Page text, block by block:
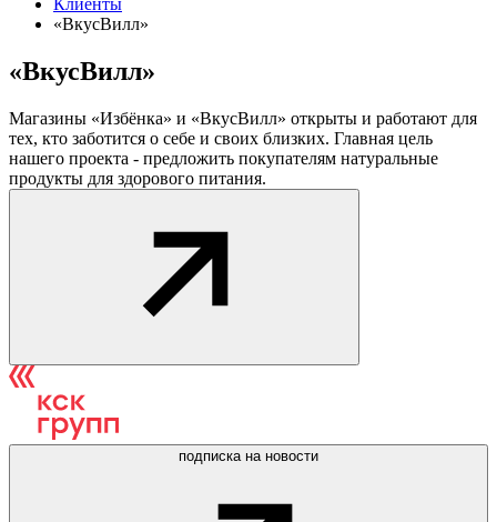
Клиенты
«ВкусВилл»
«ВкусВилл»
Магазины «Избёнка» и «ВкусВилл» открыты и работают для
тех, кто заботится о себе и своих близких. Главная цель
нашего проекта - предложить покупателям натуральные
продукты для здорового питания.
подписка на новости